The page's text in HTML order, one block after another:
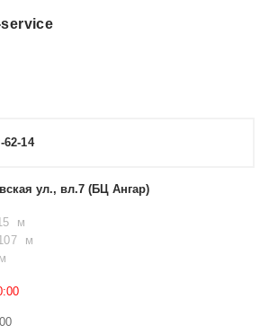
62-14
ул., вл.7 (БЦ Ангар)
м
м